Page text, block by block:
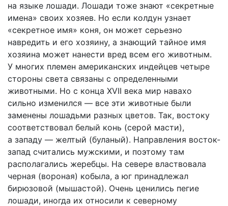
на языке лошади. Лошади тоже знают «секретные
имена» своих хозяев. Но если колдун узнает
«секретное имя» коня, он может серьезно
навредить и его хозяину, а знающий тайное имя
хозяина может нанести вред всем его животным.
У многих племен американских индейцев четыре
стороны света связаны с определенными
животными. Но с конца XVII века мир навахо
сильно изменился — все эти животные были
заменены лошадьми разных цветов. Так, востоку
соответствовал белый конь (серой масти),
а западу — желтый (буланый). Направления восток-
запад считались мужскими, и поэтому там
располагались жеребцы. На севере властвовала
черная (вороная) кобыла, а юг принадлежал
бирюзовой (мышастой). Очень ценились пегие
лошади, иногда их относили к северному